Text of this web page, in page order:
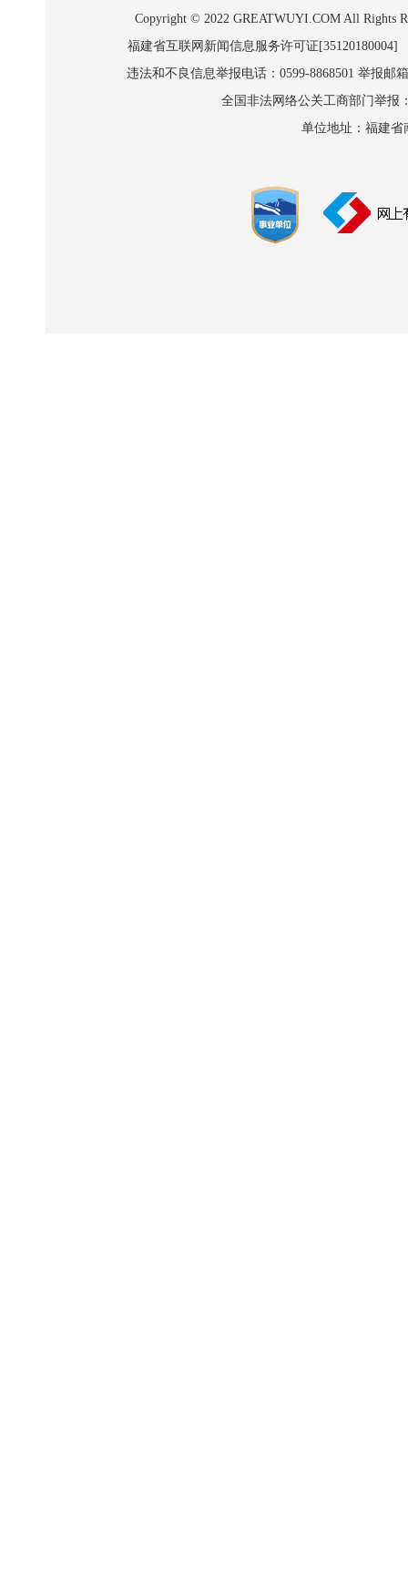
Copyright © 2022 GREATWUYI.COM All Rights
福建省互联网新闻信息服务许可证
违法和不良信息举报电话：0599-8868501 举报邮
全国非法网络公关工商部门举报
单位地址：福建省